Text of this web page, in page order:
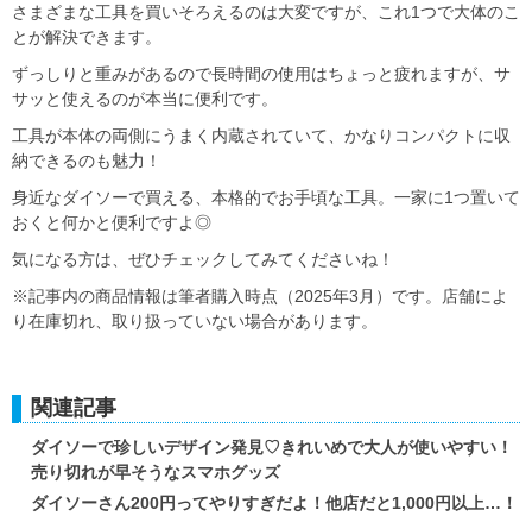
さまざまな工具を買いそろえるのは大変ですが、これ1つで大体のこ
とが解決できます。
ずっしりと重みがあるので長時間の使用はちょっと疲れますが、サ
サッと使えるのが本当に便利です。
工具が本体の両側にうまく内蔵されていて、かなりコンパクトに収
納できるのも魅力！
身近なダイソーで買える、本格的でお手頃な工具。一家に1つ置いて
おくと何かと便利ですよ◎
気になる方は、ぜひチェックしてみてくださいね！
※記事内の商品情報は筆者購入時点（2025年3月）です。店舗によ
り在庫切れ、取り扱っていない場合があります。
関連記事
ダイソーで珍しいデザイン発見♡きれいめで大人が使いやすい！
売り切れが早そうなスマホグッズ
ダイソーさん200円ってやりすぎだよ！他店だと1,000円以上…！